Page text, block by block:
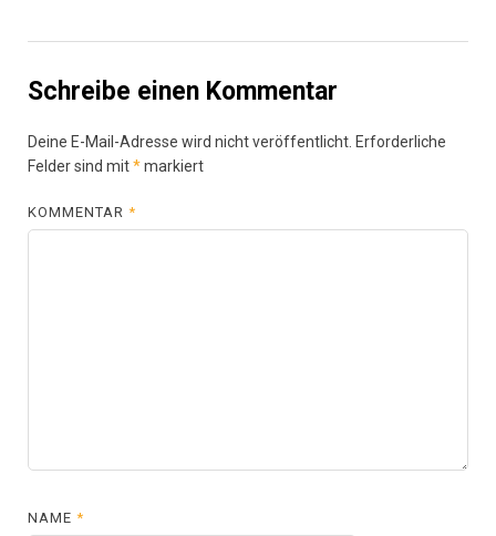
Schreibe einen Kommentar
Deine E-Mail-Adresse wird nicht veröffentlicht. Erforderliche
Felder sind mit*markiert
KOMMENTAR*
NAME*